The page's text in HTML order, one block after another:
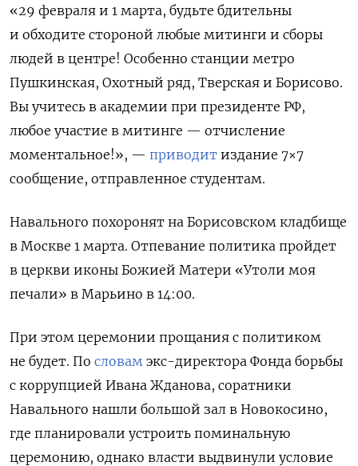
«29 февраля и 1 марта, будьте бдительны
и обходите стороной любые митинги и сборы
людей в центре! Особенно станции метро
Пушкинская, Охотный ряд, Тверская и Борисово.
Вы учитесь в академии при президенте РФ,
любое участие в митинге — отчисление
моментальное!», — приводит издание 7×7
сообщение, отправленное студентам.
Навального похоронят на Борисовском кладбище
в Москве 1 марта. Отпевание политика пройдет
в церкви иконы Божией Матери «Утоли моя
печали» в Марьино в 14:00.
При этом церемонии прощания с политиком
не будет. По словам экс-директора Фонда борьбы
с коррупцией Ивана Жданова, соратники
Навального нашли большой зал в Новокосино,
где планировали устроить поминальную
церемонию, однако власти выдвинули условие